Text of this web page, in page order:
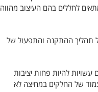
לחללים בהם העיצוב מהווה
על תהליך ההתקנה והתפעול של
להיות פחות יציבות
של החלקים במחיצה לא